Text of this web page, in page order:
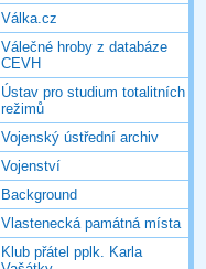
Válka.cz
Válečné hroby z databáze
CEVH
Ústav pro studium totalitních
režimů
Vojenský ústřední archiv
Vojenství
Background
Vlastenecká památná místa
Klub přátel pplk. Karla